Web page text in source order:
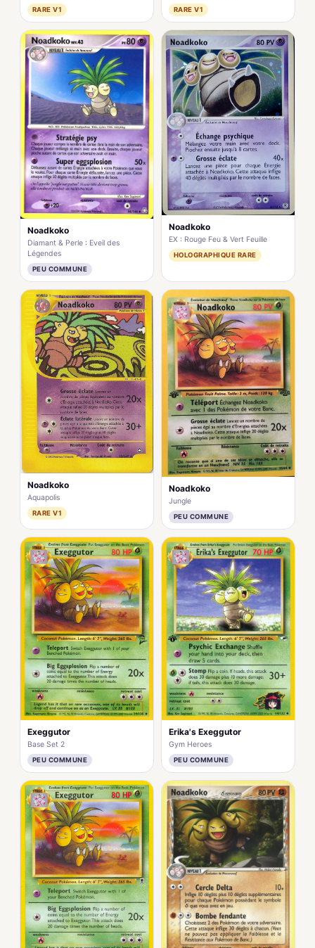
RARE V1 RARE V1
Noadkoko
Diamant & Perle : Eveil des
Légendes
PEU COMMUNE
Noadkoko
EX : Rouge Feu & Vert Feuille
HOLOGRAPHIQUE RARE
Noadkoko
Aquapolis
RARE V1
Noadkoko
Jungle
PEU COMMUNE
Exeggutor
Base Set 2
PEU COMMUNE
Erika's Exeggutor
Gym Heroes
PEU COMMUNE